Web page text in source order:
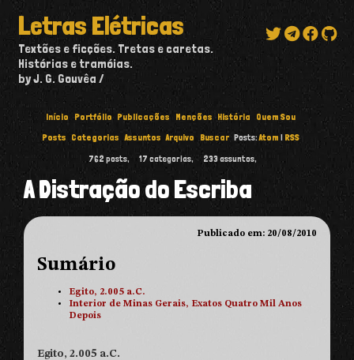
Letras Elétricas
Textões e ficções. Tretas e caretas.
Histórias e tramóias.
by J. G. Gouvêa
Início Portfólio Publicações Menções História
Quem Sou
Posts Categorias Assuntos Arquivo Buscar Posts:Atom | RSS
762 posts, 17 categorias, 233assuntos,
A Distração do Escriba
Publicado em: 20/08/2010
Sumário
Egito, 2.005 a.C.
Interior de Minas Gerais, Exatos Quatro Mil Anos
Depois
Egito, 2.005 a.C.